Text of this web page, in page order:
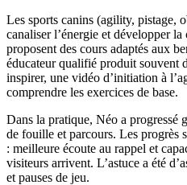
Les sports canins (agility, pistage,
canaliser l’énergie et développer
proposent des cours adaptés aux
éducateur qualifié produit souvent
inspirer, une vidéo d’initiation à
comprendre les exercices de base.
Dans la pratique, Néo a progressé
de fouille et parcours. Les progrès
: meilleure écoute au rappel et
visiteurs arrivent. L’astuce a été
et pauses de jeu.